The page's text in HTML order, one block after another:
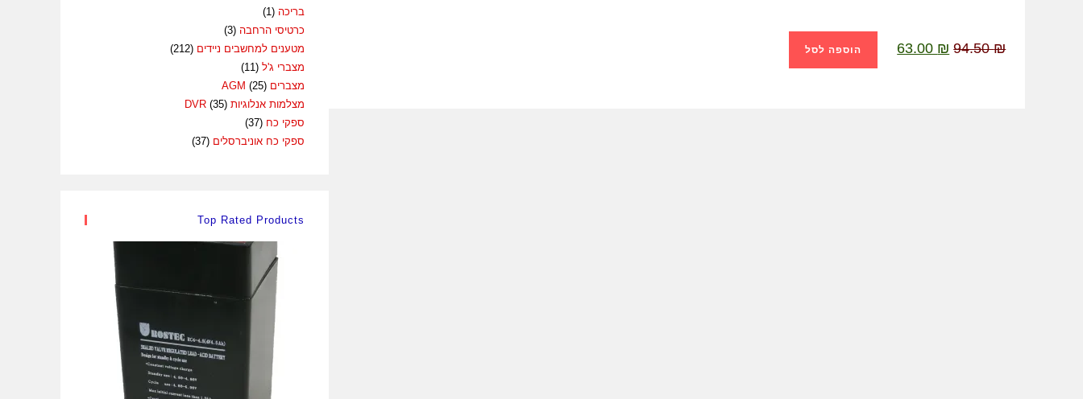
94.50₪
היה:
94.50 ₪.
63.00 ₪
הנוכחי
הוא:
63.00 ₪.
הוספה לסל
בריכה (1)
כרטיסי הרחבה (3)
מטענים למחשבים ניידים (212)
מצברי ג'ל (11)
מצברים AGM (25)
מצלמות אנלוגיות DVR (35)
ספקי כח (37)
ספקי כח אוניברסלים (37)
Top Rated Products